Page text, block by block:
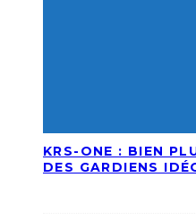
KRS-ONE : BIEN
DES GARDIENS